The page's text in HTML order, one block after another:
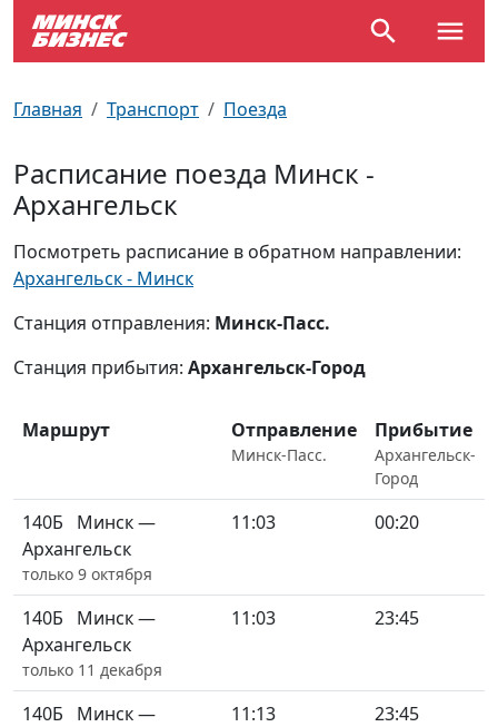
Главная Транспорт Поезда
Расписание поезда Минск -
Архангельск
Посмотреть расписание в обратном направлении:
Архангельск - Минск
Станция отправления: Минск-Пасс.
Станция прибытия: Архангельск-Город
Маршрут Отправление
Минск-Пасс.
Прибытие
Архангельск-
Город
140Б
Минск —
Архангельск
только 9 октября
11:03 00:20
140Б
Минск —
Архангельск
только 11 декабря
11:03 23:45
140Б
Минск —
11:13 23:45
Возле метро
Почтовые индексы
Улицы Минска
Производственный календарь
Документы для ЗАГСа
Схема метро
Пробки на дорогах
Самолеты